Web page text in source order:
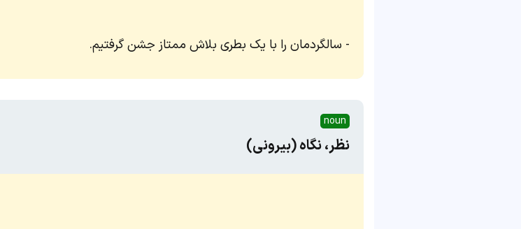
سالگردمان را با یک بطری بلاش ممتاز جشن گرفتیم.
noun
نظر، نگاه (بیرونی)